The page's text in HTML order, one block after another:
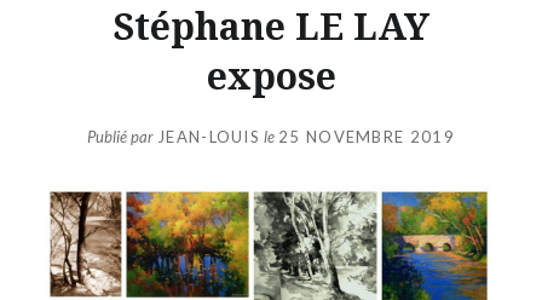
Stéphane LE LAY
expose
Publié par JEAN-LOUIS le 25 NOVEMBRE 2019